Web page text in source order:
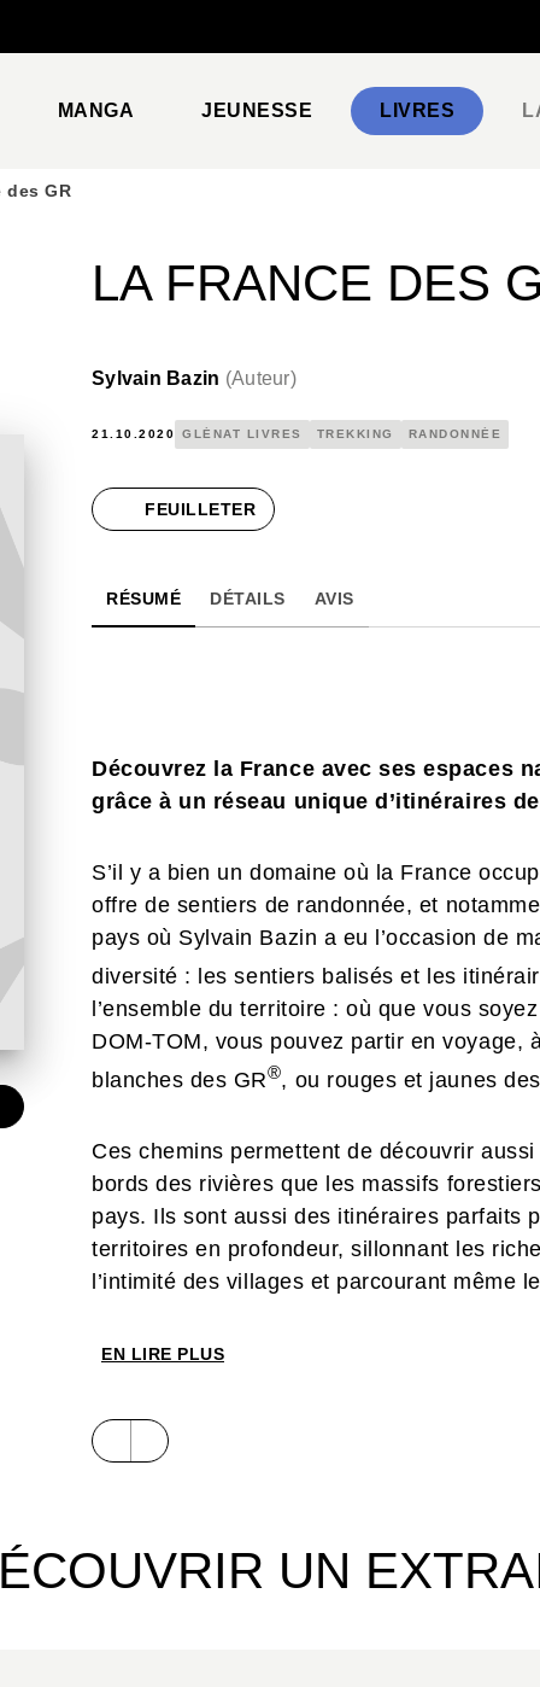
MANGA JEUNESSE LIVRES
des GR
LA FRANCE DES
Sylvain Bazin (Auteur)
21.10.2020 GLÉNAT LIVRES TREKKING RANDONNÉE
FEUILLETER
RÉSUMÉ DÉTAILS AVIS
Découvrez la France avec ses espaces
grâce à un réseau unique d’itinéraires
S’il y a bien un domaine où la France
offre de sentiers de randonnée, et
pays où Sylvain Bazin a eu l’occasion de
diversité : les sentiers balisés et les
l’ensemble du territoire : où que vous
DOM-TOM, vous pouvez partir en voyage,
blanches des GR®, ou rouges et jaunes
Ces chemins permettent de découvrir
bords des rivières que les massifs
pays. Ils sont aussi des itinéraires parfaits
territoires en profondeur, sillonnant les
l’intimité des villages et parcourant même
région, aucun département et aucun
histoire déjà longue de la randonnée en
C’est toute la diversité de cet
cette offre d’évasions toutes proches mais
EN LIRE PLUS
UN